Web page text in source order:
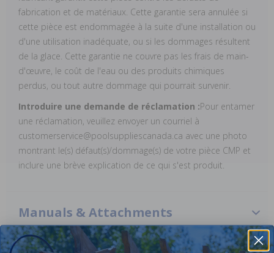
fabrication et de matériaux. Cette garantie sera annulée si
cette pièce est endommagée à la suite d'une installation ou
d'une utilisation inadéquate, ou si les dommages résultent
de la glace. Cette garantie ne couvre pas les frais de main-
d'œuvre, le coût de l'eau ou des produits chimiques
perdus, ou tout autre dommage qui pourrait survenir.
Introduire une demande de réclamation :Pour entamer
une réclamation, veuillez envoyer un courriel à
customerservice@poolsuppliescanada.ca avec une photo
montrant le(s) défaut(s)/dommage(s) de votre pièce CMP et
inclure une brève explication de ce qui s'est produit.
Manuals & Attachments